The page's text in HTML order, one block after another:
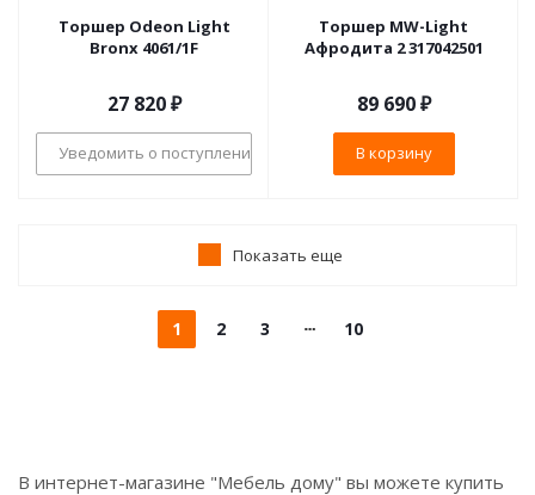
Торшер Odeon Light
Bronx 4061/1F
27 820₽
Уведомить о поступлении
Торшер MW-Light
Афродита 2 317042501
89 690₽
В корзину
Показать еще
1 2 3 10
В интернет-магазине "Мебель дому" вы можете купить